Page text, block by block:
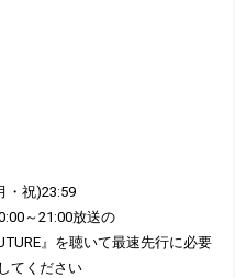
・祝)23:59
～21:00放送の
』を聴いて最速先行に必要
てください